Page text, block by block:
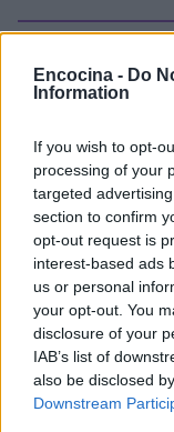
Encocina - Do
Information
If you wish to opt-
processing of your
targeted
section to confirm
opt-out request is
interest-based ads
us or personal
your opt-out. You
disclosure of your
IAB’s list of
also be disclosed
Downstream
Sigue